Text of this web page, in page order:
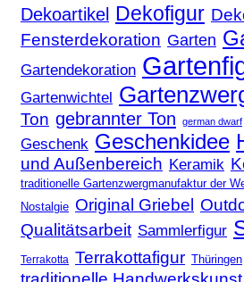
Dekoartikel Dekofigur
Fensterdekoration Garten
Gartendekoration
Gartenwichtel
Ton gebrannter Ton german dwarf
Geschenk Geschenkidee
und Außenbereich Keramik
traditionelle Gartenzwergmanufaktur der
Nostalgie Original Griebel
Qualitätsarbeit Sammlerfigur
Terrakotta Terrakottafigur Thüringen